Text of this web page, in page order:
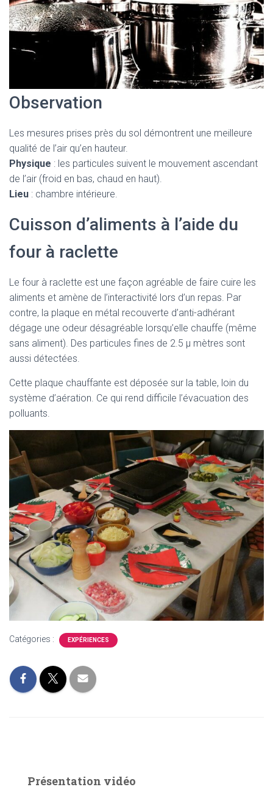
Observation
Les mesures prises près du sol démontrent une meilleure
qualité de l’air qu’en hauteur.
Physique : les particules suivent le mouvement ascendant
de l’air (froid en bas, chaud en haut).
Lieu : chambre intérieure.
Cuisson d’aliments à l’aide du
four à raclette
Le four à raclette est une façon agréable de faire cuire les
aliments et amène de l’interactivité lors d’un repas. Par
contre, la plaque en métal recouverte d’anti-adhérant
dégage une odeur désagréable lorsqu’elle chauffe (même
sans aliment). Des particules fines de 2.5 μ mètres sont
aussi détectées.
Cette plaque chauffante est déposée sur la table, loin du
système d’aération. Ce qui rend difficile l’évacuation des
polluants.
Catégories : EXPÉRIENCES
Présentation vidéo